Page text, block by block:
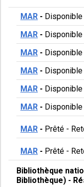
MAR - Disponible
MAR - Disponible
MAR - Disponible
MAR - Disponible
MAR - Disponible
MAR - Disponible
MAR - Prêté -
MAR - Prêté -
Bibliothèque
Bibliothèque) -